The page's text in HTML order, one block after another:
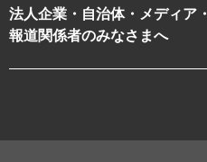
法人企業・自治体・メディア・
報道関係者のみなさまへ